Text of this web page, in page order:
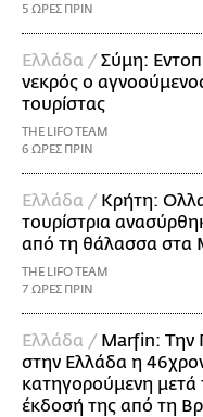
5 ΩΡΕΣ ΠΡΙΝ
Ελλάδα /Σύμη:
νεκρός ο
τουρίστας
THE LIFO TEAM
6 ΩΡΕΣ ΠΡΙΝ
Ελλάδα / Κρήτη:
τουρίστρια
από τη θάλασσα στα
THE LIFO TEAM
7 ΩΡΕΣ ΠΡΙΝ
Ελλάδα / Marfin: Την
στην Ελλάδα η
κατηγορούμενη μετά
έκδοσή της από τη